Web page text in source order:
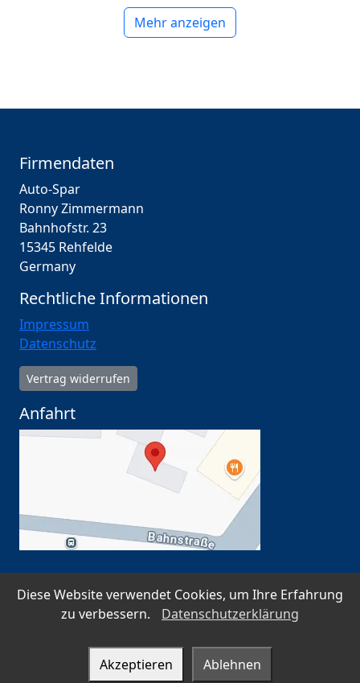
Mehr anzeigen
Firmendaten
Auto-Spar
Ronny Zimmermann
Bahnhofstr. 23
15345 Rehfelde
Germany
Rechtliche Informationen
Impressum
Datenschutz
Vertrag widerrufen
Anfahrt
SSL-verschlüsselt · Datenschutz nach DSGVO ·
Serverstandort Deutschland
Diese Website verwendet Cookies, um Ihre Erfahrung
zu verbessern.
Datenschutzerklärung
Akzeptieren Ablehnen